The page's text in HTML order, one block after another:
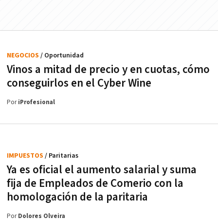
Vinos a mitad de precio y en cuotas, cómo
conseguirlos en el Cyber Wine
NEGOCIOS / Oportunidad
PoriProfesional
Ya es oficial el aumento salarial y suma
fija de Empleados de Comerio con la
homologación de la paritaria
IMPUESTOS / Paritarias
PorDolores Olveira